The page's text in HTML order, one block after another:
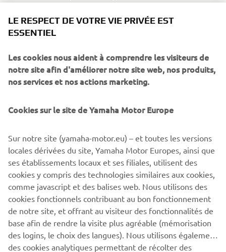
de sa moto.
Niveau 2 : Intermédiaire -
aimez une conduite légèrement sportive.
Niveau 3 : Expérimenté -Vous avez déjà une très
bonne expérience de la piste et vous avez un esprit
pas inconnue et vous vous y sentez très à l'aise.
Veuillez noter que vous devez créer un compte auprès de
Mertens Riding School pour compléter votre inscription.
INSCRIPTION
LE RESPECT DE VOTRE VIE PRIVÉE EST
ESSENTIEL
Les cookies nous aident à comprendre les visiteurs de
notre site afin d'améliorer notre site web, nos produits,
nos services et nos actions marketing.
Cookies sur le site de Yamaha Motor Europe
Sur notre site (yamaha-motor.eu) – et toutes les versions
locales dérivées du site, Yamaha Motor Europes, ainsi que
ses établissements locaux et ses filiales, utilisent des
cookies y compris des technologies similaires aux cookies,
comme javascript et des balises web. Nous utilisons des
cookies fonctionnels contribuant au bon fonctionnement
de notre site, et offrant au visiteur des fonctionnalités de
base afin de rendre la visite plus agréable (mémorisation
des logins, le choix des langues). Nous utilisons également
des cookies analytiques permettant de récolter des